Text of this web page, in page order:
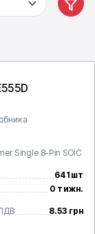
Single 8-Pin SOIC
641 шт
0 тижн.
8.53 грн